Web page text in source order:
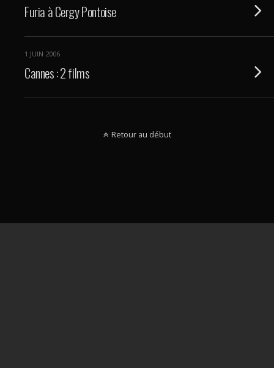
Furia à Cergy Pontoise
1 JUIN 2006
Cannes : 2 films
Retour au début